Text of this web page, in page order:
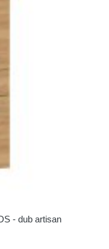
- dub artisan